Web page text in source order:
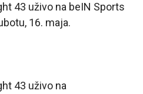
43 uživo na beIN Sports
16. maja.
43 uživo na